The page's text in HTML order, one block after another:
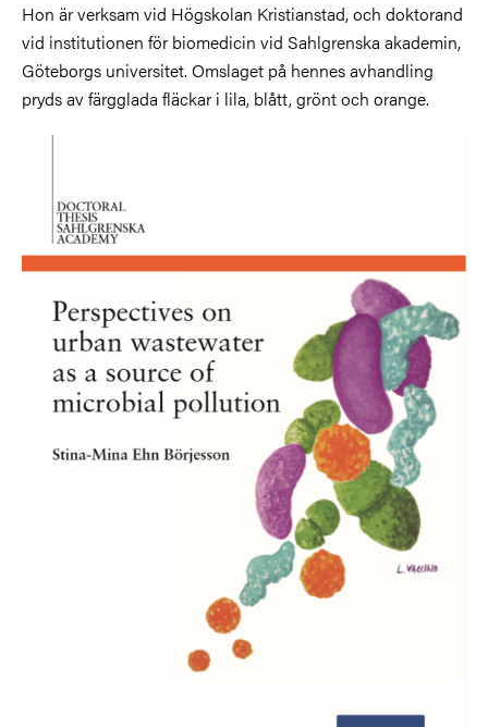
Hon är verksam vid Högskolan Kristianstad, och doktorand
vid institutionen för biomedicin vid Sahlgrenska akademin,
Göteborgs universitet. Omslaget på hennes avhandling
pryds av färgglada fläckar i lila, blått, grönt och orange.